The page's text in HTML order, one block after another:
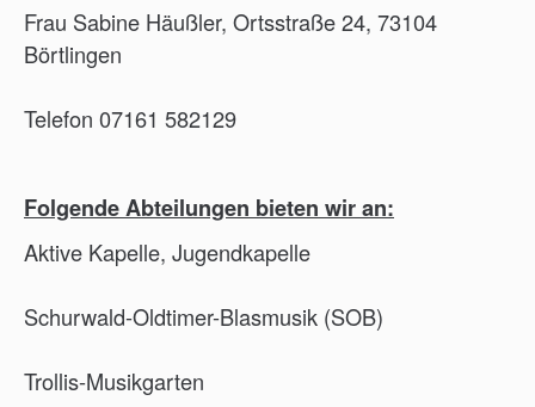
Bürgerhaus
Kinomobil
Frau Sabine Häußler, Ortsstraße 24, 73104
Börtlingen
Telefon 07161 582129
Folgende Abteilungen bieten wir an:
Aktive Kapelle, Jugendkapelle
Schurwald-Oldtimer-Blasmusik (SOB)
Trollis-Musikgarten